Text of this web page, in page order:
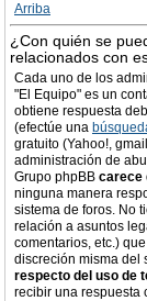
Arriba
¿Con quién se
relacionados con
Cada uno de los
"El Equipo" es un
obtiene respuesta
(efectúe una
gratuito (Yahoo!,
administración de
Grupo phpBB carece
ninguna manera
sistema de foros. No
relación a asuntos
comentarios, etc.)
discreción misma del
respecto del uso de
recibir una respuesta